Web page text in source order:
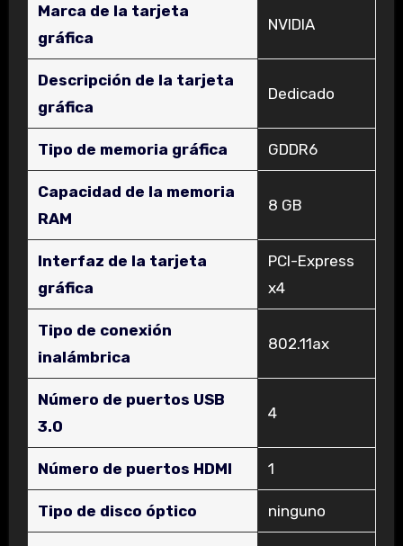
Marca de la tarjeta
gráfica
‎NVIDIA
Descripción de la tarjeta
gráfica
‎Dedicado
Tipo de memoria gráfica ‎GDDR6
Capacidad de la memoria
RAM
‎8 GB
Interfaz de la tarjeta
gráfica
‎PCI-Express
x4
Tipo de conexión
inalámbrica
‎802.11ax
Número de puertos USB
3.0
‎4
Número de puertos HDMI ‎1
Tipo de disco óptico ‎ninguno